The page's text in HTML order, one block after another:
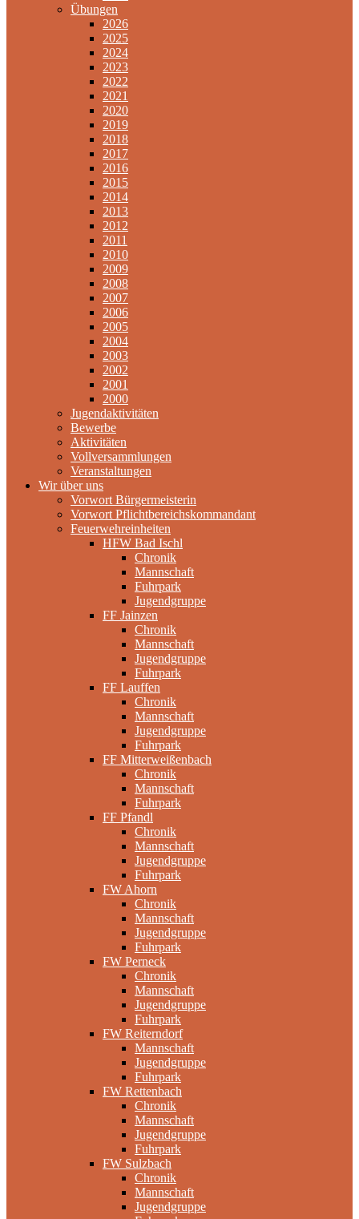
Übungen
2026
2025
2024
2023
2022
2021
2020
2019
2018
2017
2016
2015
2014
2013
2012
2011
2010
2009
2008
2007
2006
2005
2004
2003
2002
2001
2000
Jugendaktivitäten
Bewerbe
Aktivitäten
Vollversammlungen
Veranstaltungen
Wir über uns
Vorwort Bürgermeisterin
Vorwort Pflichtbereichskommandant
Feuerwehreinheiten
HFW Bad Ischl
Chronik
Mannschaft
Fuhrpark
Jugendgruppe
FF Jainzen
Chronik
Mannschaft
Jugendgruppe
Fuhrpark
FF Lauffen
Chronik
Mannschaft
Jugendgruppe
Fuhrpark
FF Mitterweißenbach
Chronik
Mannschaft
Fuhrpark
FF Pfandl
Chronik
Mannschaft
Jugendgruppe
Fuhrpark
FW Ahorn
Chronik
Mannschaft
Jugendgruppe
Fuhrpark
FW Perneck
Chronik
Mannschaft
Jugendgruppe
Fuhrpark
FW Reiterndorf
Mannschaft
Jugendgruppe
Fuhrpark
FW Rettenbach
Chronik
Mannschaft
Jugendgruppe
Fuhrpark
FW Sulzbach
Chronik
Mannschaft
Jugendgruppe